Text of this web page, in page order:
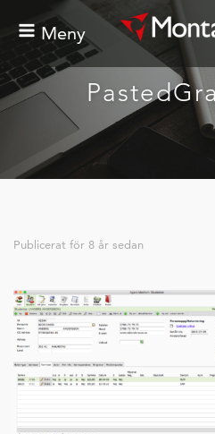
Meny
Publicerat för 8 år sedan